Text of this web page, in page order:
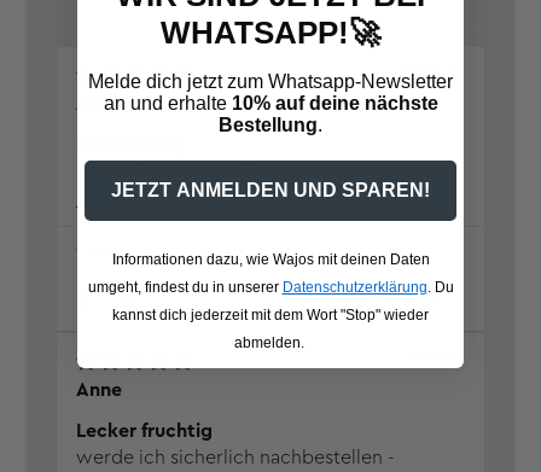
<0,50 g
<0,01 g
Verantw. Lebensmittel­
unternehmen:
Wajos GmbH, Zur Höhe 1, D-56812
Dohr, www.wajos.de
AG
07/08/26
Dieser Essig ist ein Traum. Ist bei uns bei
jedem Salat Pflicht.
0
Dattel Crema 500 ml
Anne
Lecker fruchtig
werde ich sicherlich nachbestellen -
WHATSAPP!🚀
Melde dich jetzt zum Whatsapp-Newsletter
an und erhalte 10% auf deine nächste
Bestellung.
JETZT ANMELDEN UND SPAREN!
Informationen dazu, wie Wajos mit deinen Daten
umgeht, findest du in unserer Datenschutzerklärung. Du
kannst dich jederzeit mit dem Wort "Stop" wieder
abmelden.